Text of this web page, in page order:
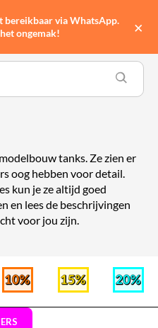
tanks. Ze zien er
oog hebben voor detail.
kun je ze altijd goed
en lees de beschrijvingen
voor jou zijn.
via WhatsApp.
ongemak!
×